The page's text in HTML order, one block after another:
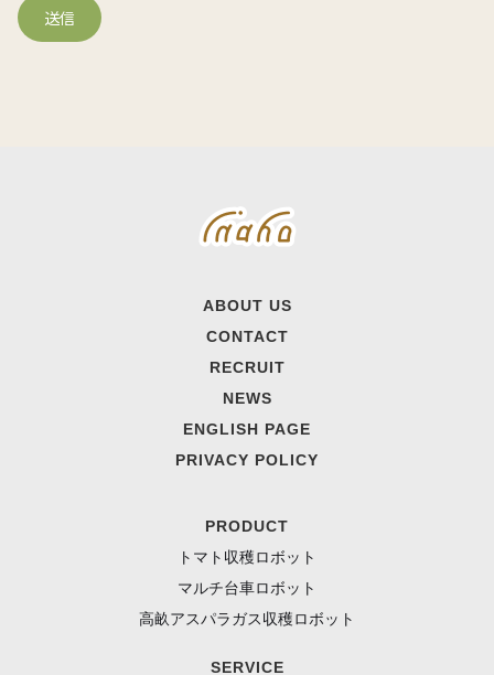
ABOUT US
CONTACT
RECRUIT
NEWS
ENGLISH PAGE
PRIVACY POLICY
PRODUCT
トマト収穫ロボット
マルチ台車ロボット
高畝アスパラガス収穫ロボット
SERVICE